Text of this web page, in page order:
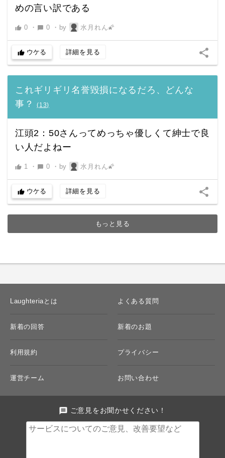
めの言い訳である
thumb_up 0 ・ chat_bubble 0 ・ by 水月れん🌠
thumb_up ウケる 詳細を見る share
これギリギリ名誉毀損になるだろ、どんな
事？
(13)
江頭2：50さんってめっちゃ優しくて紳士で良
い人だよねー
thumb_up 1 ・ chat_bubble 0 ・ by 水月れん🌠
thumb_up ウケる 詳細を見る share
もっと見る
Laughteriaとは よくある質問
新着の回答 新着のお題
利用規約 プライバシー
運営チーム お問い合わせ
message ご意見をお聞かせください！